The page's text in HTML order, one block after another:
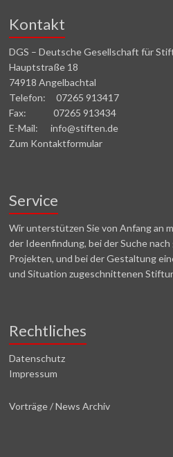
Kontakt
DGS – Deutsche Gesellschaft für
Hauptstraße 18
74918 Angelbachtal
Telefon: 07265 913417
Fax: 07265 913434
E-Mail: info@stiften.de
Zum Kontaktformular
Service
Wir unterstützen Sie von Anfang an
der Ideenfindung, bei der Suche
Projekten, und bei der Gestaltung
und Situation zugeschnittenen
Rechtliches
Datenschutz
Impressum
Vorträge / News Archiv